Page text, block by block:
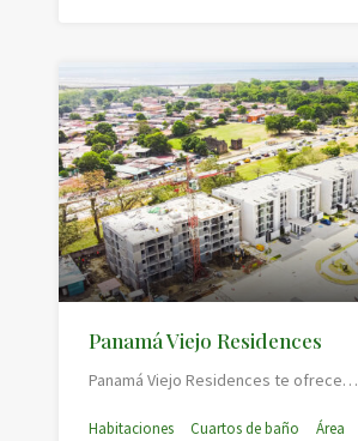
Panamá Viejo Residences
Panamá Viejo Residences te ofrece…
Habitaciones
Cuartos de baño
Área